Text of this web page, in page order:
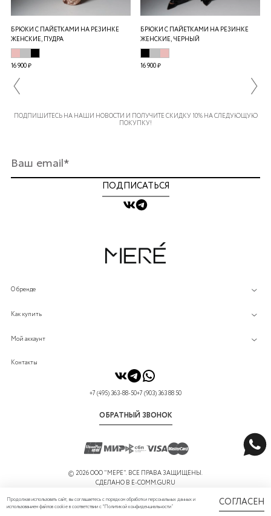
БРЮКИ С ПАЙЕТКАМИ НА РЕЗИНКЕ
ЖЕНСКИЕ, ПУДРА
16 900 ₽
БРЮКИ С ПАЙЕТКАМИ НА РЕЗИНКЕ
ЖЕНСКИЕ, ЧЕРНЫЙ
16 900 ₽
ПОДПИШИТЕСЬ НА НАШИ НОВОСТИ И ПОЛУЧИТЕ СКИДКУ 10% НА СЛЕДУЮЩУЮ
ПОКУПКУ!
ПОДПИСАТЬСЯ
О бренде
Как купить
Мой аккаунт
Контакты
+7 (495) 363-88-50+7 (903) 363 88 50
ОБРАТНЫЙ ЗВОНОК
© 2026 ООО "МЕРЕ". ВСЕ ПРАВА ЗАЩИЩЕНЫ.
СДЕЛАНО В E-COMM.GURU
Продолжая использовать сайт, вы соглашаетесь с порядком обработки персональных данных и
использованием файлов cookie в соответствии с "Политикой конфиденциальности” СОГЛАСЕН